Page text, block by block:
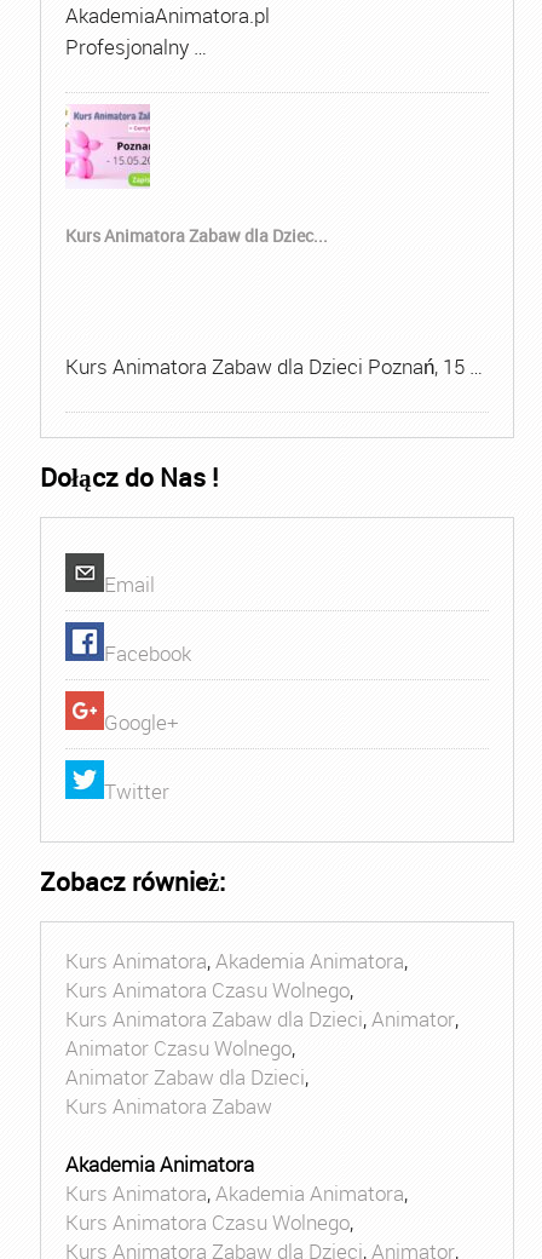
AkademiaAnimatora.pl
Profesjonalny …
Kurs Animatora Zabaw dla Dziec...
Kurs Animatora Zabaw dla Dzieci Poznań, 15 …
Dołącz do Nas !
Email
Facebook
Google+
Twitter
Zobacz również:
Kurs Animatora,Akademia Animatora,
Kurs Animatora Czasu Wolnego,
Kurs Animatora Zabaw dla Dzieci,Animator,
Animator Czasu Wolnego,
Animator Zabaw dla Dzieci,
Kurs Animatora Zabaw
Akademia Animatora
Kurs Animatora,Akademia Animatora,
Kurs Animatora Czasu Wolnego,
Kurs Animatora Zabaw dla Dzieci,Animator,